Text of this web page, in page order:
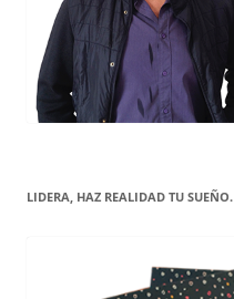
LIDERA, HAZ REALIDAD TU SUEÑO.